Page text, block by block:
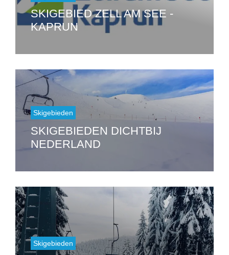
SKIGEBIED ZELL AM SEE -
KAPRUN
Skigebieden
SKIGEBIEDEN DICHTBIJ
NEDERLAND
Skigebieden